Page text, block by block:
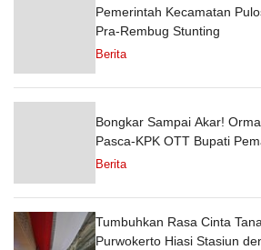
Pemerintah Kecamatan
Pra-Rembug Stunting
Berita
Bongkar Sampai Akar!
Pasca-KPK OTT Bupati
Berita
Tumbuhkan Rasa Cinta
Purwokerto Hiasi Stasiun